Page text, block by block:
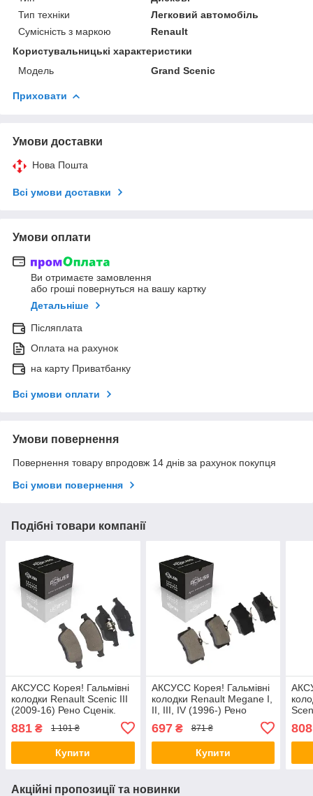
Тип техніки
Легковий автомобіль
Сумісність з маркою
Renault
Користувальницькі характеристики
Мoдель
Grand Scenic
Приховати
Умови доставки
Нова Пошта
Всі умови доставки
Умови оплати
Ви отримаєте замовлення
або гроші повернуться на вашу картку
Детальніше
Післяплата
Оплата на рахунок
на карту Приватбанку
Всі умови оплати
Умови повернення
Повернення товару впродовж 14 днів за рахунок покупця
Всі умови повернення
Подібні товари компанії
АКСУСС Корея! Гальмівні
колодки Renault Scenic III
(2009-16) Рено Сценік.
FDB4180
881 ₴ 1 101 ₴
Купити
АКСУСС Корея! Гальмівні
колодки Renault Megane I,
II, III, IV (1996-) Рено
Меган. Задні. GDB1330 ,
FDB1083 , FDB1491 ,
FDB4260
697₴ 871 ₴
Купити
808
Акційні пропозиції та новинки